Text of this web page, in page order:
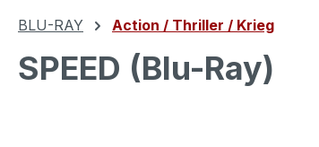
BLU-RAY Action / Thriller / Krieg
SPEED (Blu-Ray)